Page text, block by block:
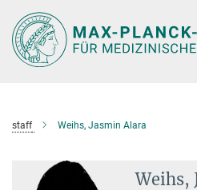
Hauptinhalt
staff Weihs, Jasmin Alara
Weihs,